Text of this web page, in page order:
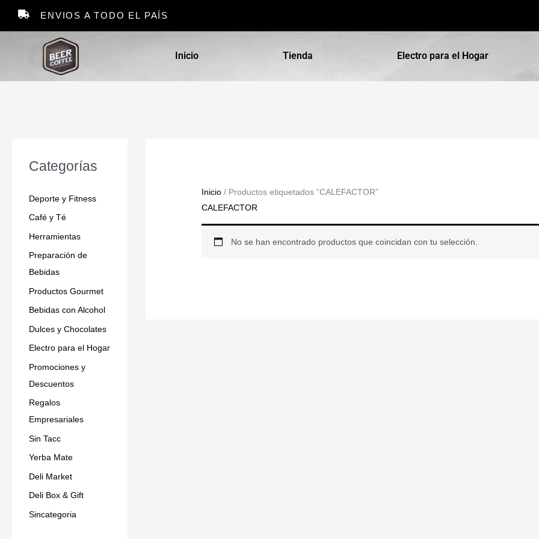
ENVIOS A TODO EL PAÍS
Inicio Tienda Electro para el Hogar
Categorías
Deporte y Fitness
Café y Té
Herramientas
Preparación de
Bebidas
Productos Gourmet
Bebidas con Alcohol
Dulces y Chocolates
Electro para el Hogar
Promociones y
Descuentos
Regalos
Empresariales
Sin Tacc
Yerba Mate
Deli Market
Deli Box & Gift
Sincategoria
Inicio / Productos etiquetados “CALEFACTOR”
CALEFACTOR
No se han encontrado productos que coincidan con tu selección.